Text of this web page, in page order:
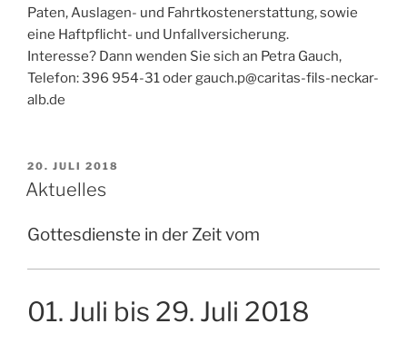
Paten, Auslagen- und Fahrtkostenerstattung, sowie
eine Haftpflicht- und Unfallversicherung.
Interesse? Dann wenden Sie sich an Petra Gauch,
Telefon: 396 954-31 oder gauch.p@caritas-fils-neckar-
alb.de
VERÖFFENTLICHT
AM
20. JULI 2018
Aktuelles
Gottesdienste in der Zeit vom
01. Juli bis 29. Juli 2018